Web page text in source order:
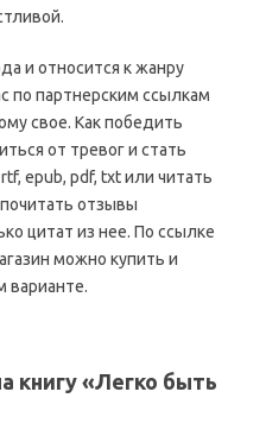
и относится к жанру
по партнерским ссылкам
свое. Как победить
от тревог и стать
epub, pdf, txt или читать
отзывы
цитат из нее. По ссылке
можно купить и
варианте.
книгу «Легко быть